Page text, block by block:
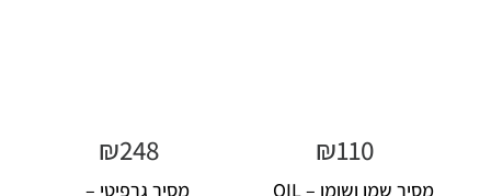
מסיר שמן ושומן – OIL
₪110
מסיר גרפיטי –
₪248